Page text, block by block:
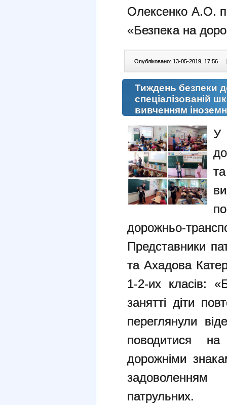
Олексенко А.О.
«Безпека на
Опубліковано: 13-05-2019, 17:56 |
Тиждень безпеки
спеціалізованій
вивченням
У
дорожньо-
Представники
та Ахадова
1-2-их класів:
занятті діти
переглянули
поводитися
дорожніми
задоволенням
патрульних.